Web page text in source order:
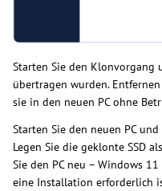
Starten Sie den Klonvorgang
übertragen wurden.
sie in den neuen PC ohne
Starten Sie den neuen PC
Legen Sie die geklonte SSD
Sie den PC neu – Windows
eine Installation erforderlich